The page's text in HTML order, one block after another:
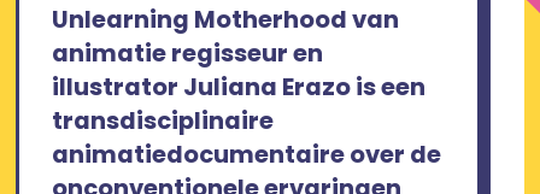
Unlearning Motherhood van
animatie regisseur en
illustrator Juliana Erazo is een
transdisciplinaire
animatiedocumentaire over de